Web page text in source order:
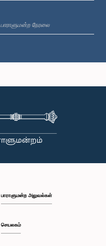
பாராளுமன்ற நேரலை
பாராளுமன்ற அலுவல்கள்
செயலகம்